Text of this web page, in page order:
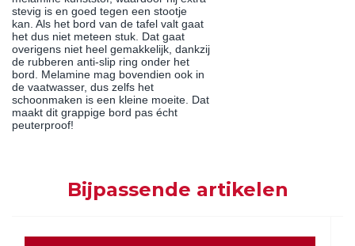
stevig is en goed tegen een stootje
kan. Als het bord van de tafel valt gaat
het dus niet meteen stuk. Dat gaat
overigens niet heel gemakkelijk, dankzij
de rubberen anti-slip ring onder het
bord. Melamine mag bovendien ook in
de vaatwasser, dus zelfs het
schoonmaken is een kleine moeite. Dat
maakt dit grappige bord pas écht
peuterproof!
Bijpassende artikelen